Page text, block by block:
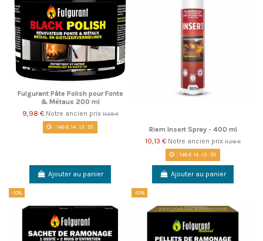
Fulgurant Pâte Polish pour Fonte
& Métaux 200 ml
9,98 € Notre ancien prix11,09 €
146d. 14:13:55
Ajouter au panier
Riem Insert Spray - 400 ml
10,13 € Notre ancien prix 11,26 €
146d.14:13:55
Ajouter au panier
-10% -10%